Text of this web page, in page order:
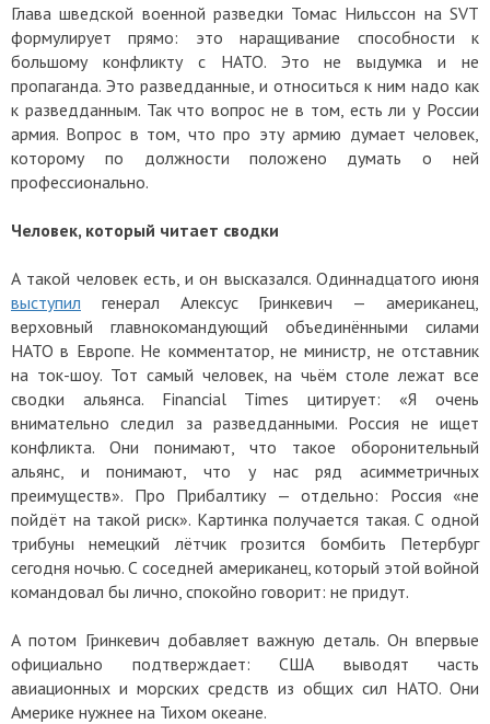
Глава шведской военной разведки Томас Нильссон на SVT
формулирует прямо: это наращивание способности к
большому конфликту с НАТО. Это не выдумка и не
пропаганда. Это разведданные, и относиться к ним надо как
к разведданным. Так что вопрос не в том, есть ли у России
армия. Вопрос в том, что про эту армию думает человек,
которому по должности положено думать о ней
профессионально.
Человек, который читает сводки
А такой человек есть, и он высказался. Одиннадцатого июня
выступил генерал Алексус Гринкевич — американец,
верховный главнокомандующий объединёнными силами
НАТО в Европе. Не комментатор, не министр, не отставник
на ток-шоу. Тот самый человек, на чьём столе лежат все
сводки альянса. Financial Times цитирует: «Я очень
внимательно следил за разведданными. Россия не ищет
конфликта. Они понимают, что такое оборонительный
альянс, и понимают, что у нас ряд асимметричных
преимуществ». Про Прибалтику — отдельно: Россия «не
пойдёт на такой риск». Картинка получается такая. С одной
трибуны немецкий лётчик грозится бомбить Петербург
сегодня ночью. С соседней американец, который этой войной
командовал бы лично, спокойно говорит: не придут.
А потом Гринкевич добавляет важную деталь. Он впервые
официально подтверждает: США выводят часть
авиационных и морских средств из общих сил НАТО. Они
Америке нужнее на Тихом океане.